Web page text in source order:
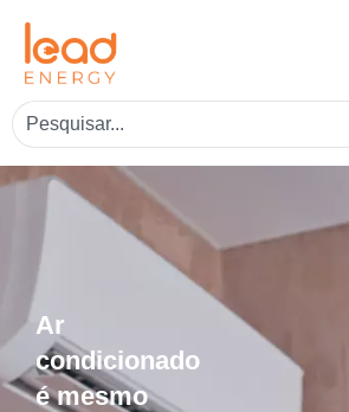
Ar
condicionado
é mesmo